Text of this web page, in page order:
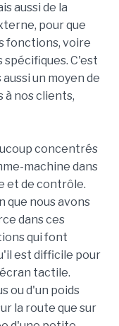
aussi de la
pour que
fonctions, voire
C'est
un moyen de
à nos clients,
concentrés
machine dans
et de contrôle.
que nous avons
dans ces
qui font
est difficile pour
tactile.
ou d'un poids
la route que sur